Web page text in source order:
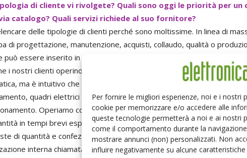
Per fornire le migliori esperienze, noi e i nostri
cookie per memorizzare e/o accedere alle
queste tecnologie permetterà a noi e ai nostri
come il comportamento durante la
mostrare annunci (non) personalizzati. Non
influire negativamente su alcune
di cliente vi rivolgete? Quali sono oggi le priorità per un
catalogo? Quali servizi richiede al suo fornitore?
delle tipologie di clienti perché sono moltissime. In linea di
di progettazione, manutenzione, acquisti, collaudo, qualità o
può essere inserito in attività e settori di mercato tra i più diversi. Ci è
i nostri clienti operino nell'elettronica, nell'elettrotecnica,
ma è intuitivo che anche per un'azienda vinicola, dove ci sono
quadri elettrici e computer, Distrelec possa rappresentare
Operiamo con clienti professionali, nel mondo b2b, e dove
in tempi brevi esprimiamo tutta la nostra forza; tuttavia siamo
di quantità e confezioni da pre-produzione o produzione. Per
interna chiamata CatalogPlus che si occupa di gestire queste